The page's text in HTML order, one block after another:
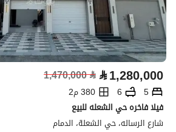
⃁1,280,000
⃁
1,470,000
5
6
380 م2
فيلا فاخره حي الشعله للبيع
شارع الرساله، حي الشعلة، الدمام